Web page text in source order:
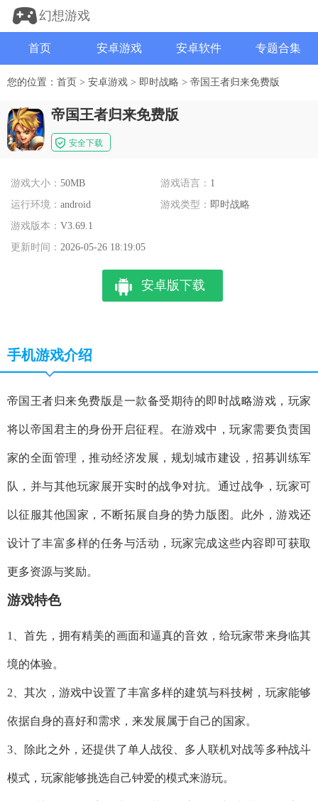
幻想游戏
首页 安卓游戏 安卓软件 专题合集
您的位置： 首页 > 安卓游戏 > 即时战略 > 帝国王者归来免费版
帝国王者归来免费版
安全下载
游戏大小： 50MB 游戏语言： 1
运行环境： android 游戏类型： 即时战略
游戏版本： V3.69.1
更新时间： 2026-05-26 18:19:05
安卓版下载
手机游戏介绍
帝国王者归来免费版是一款备受期待的即时战略游戏，玩家
将以帝国君主的身份开启征程。在游戏中，玩家需要负责国
家的全面管理，推动经济发展，规划城市建设，招募训练军
队，并与其他玩家展开实时的战争对抗。通过战争，玩家可
以征服其他国家，不断拓展自身的势力版图。此外，游戏还
设计了丰富多样的任务与活动，玩家完成这些内容即可获取
更多资源与奖励。
游戏特色
1、首先，拥有精美的画面和逼真的音效，给玩家带来身临其
境的体验。
2、其次，游戏中设置了丰富多样的建筑与科技树，玩家能够
依据自身的喜好和需求，来发展属于自己的国家。
3、除此之外，还提供了单人战役、多人联机对战等多种战斗
模式，玩家能够挑选自己钟爱的模式来游玩。